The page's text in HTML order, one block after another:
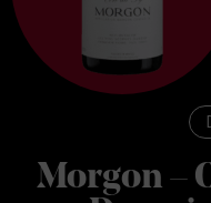
Morgon –